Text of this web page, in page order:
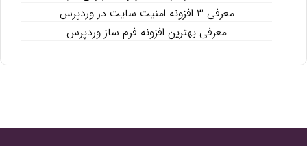
معرفی 3 افزونه امنیت سایت در وردپرس
معرفی بهترین افزونه فرم ساز وردپرس